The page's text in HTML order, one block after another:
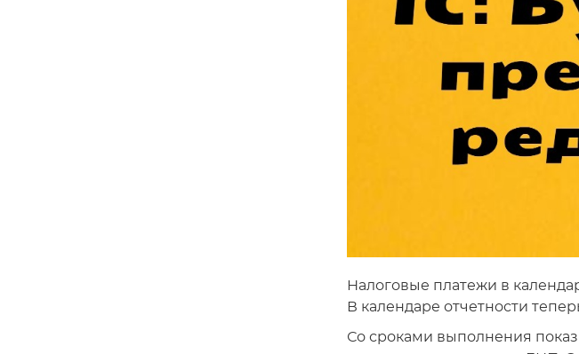
Налоговые платежи в
В календаре отчетности
Со сроками выполнения